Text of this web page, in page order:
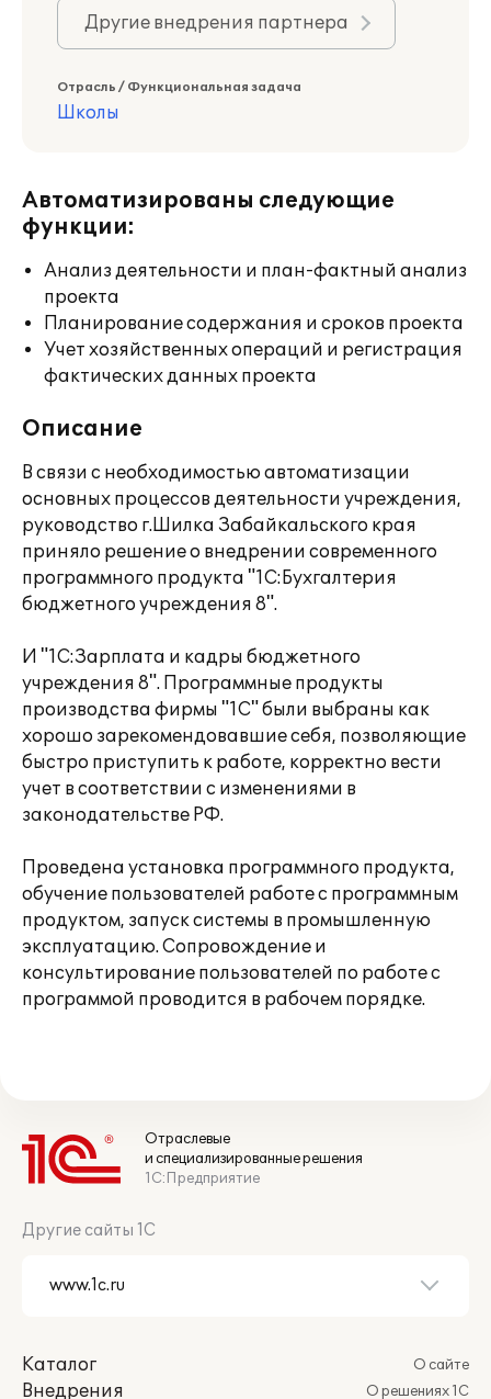
Другие внедрения партнера
Отрасль / Функциональная задача
Школы
Автоматизированы следующие
функции:
Анализ деятельности и план-фактный анализ
проекта
Планирование содержания и сроков проекта
Учет хозяйственных операций и регистрация
фактических данных проекта
Описание
В связи с необходимостью автоматизации
основных процессов деятельности учреждения,
руководство г.Шилка Забайкальского края
приняло решение о внедрении современного
программного продукта "1С:Бухгалтерия
бюджетного учреждения 8".
И "1С:Зарплата и кадры бюджетного
учреждения 8". Программные продукты
производства фирмы "1С" были выбраны как
хорошо зарекомендовавшие себя, позволяющие
быстро приступить к работе, корректно вести
учет в соответствии с изменениями в
законодательстве РФ.
Проведена установка программного продукта,
обучение пользователей работе с программным
продуктом, запуск системы в промышленную
эксплуатацию. Сопровождение и
консультирование пользователей по работе с
программой проводится в рабочем порядке.
Отраслевые
и специализированные решения
1С:Предприятие
Другие сайты 1С
Каталог
Внедрения
О сайте
О решениях 1С